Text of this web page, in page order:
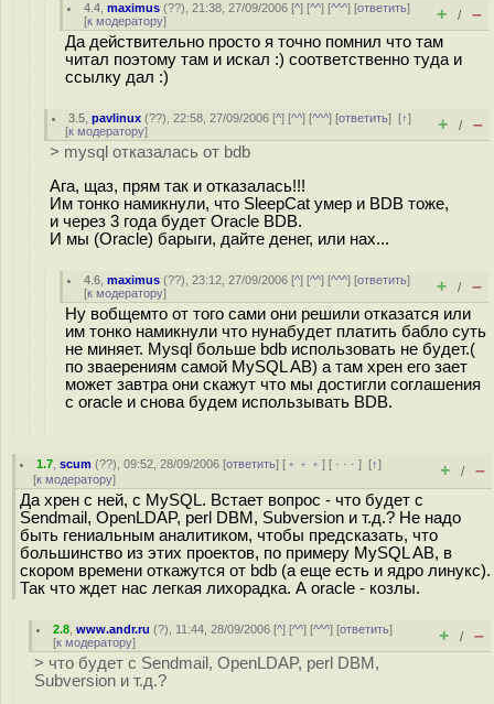
4.4 ,maximus (??), 21:38, 27/09/2006 [^] [^^] [^^^] [ответить]
[к модератору] + / –
Да действительно просто я точно помнил что там
читал поэтому там и искал :) соответственно туда и
ссылку дал :)
3.5 ,pavlinux (??), 22:58, 27/09/2006 [^] [^^] [^^^] [ответить][↑]
[к модератору] + / –
> mysql отказалась от bdb
Ага, щаз, прям так и отказалась!!!
Им тонко намикнули, что SleepCat умер и BDB тоже,
и через 3 года будет Oracle BDB.
И мы (Oracle) барыги, дайте денег, или нах...
4.6 ,maximus (??), 23:12, 27/09/2006 [^] [^^] [^^^] [ответить]
[к модератору] + / –
Ну вобщемто от того сами они решили отказатся или
им тонко намикнули что нунабудет платить бабло суть
не миняет. Mysql больше bdb использовать не будет.(
по зваерениям самой MySQL AB) а там хрен его зает
может завтра они скажут что мы достигли соглашения
с oracle и снова будем использывать BDB.
1.7 ,scum (??), 09:52, 28/09/2006 [ответить] [ ﹢﹢﹢] [ · · ·][↑]
[к модератору] + / –
Да хрен с ней, с MySQL. Встает вопрос - что будет c
Sendmail, OpenLDAP, perl DBM, Subversion и т.д.? Не надо
быть гениальным аналитиком, чтобы предсказать, что
большинство из этих проектов, по примеру MySQL AB, в
скором времени откажутся от bdb (а еще есть и ядро линукс).
Так что ждет нас легкая лихорадка. А oracle - козлы.
2.8 ,www.andr.ru (?), 11:44, 28/09/2006 [^] [^^] [^^^] [ответить]
[к модератору] + / –
> что будет c Sendmail, OpenLDAP, perl DBM,
Subversion и т.д.?